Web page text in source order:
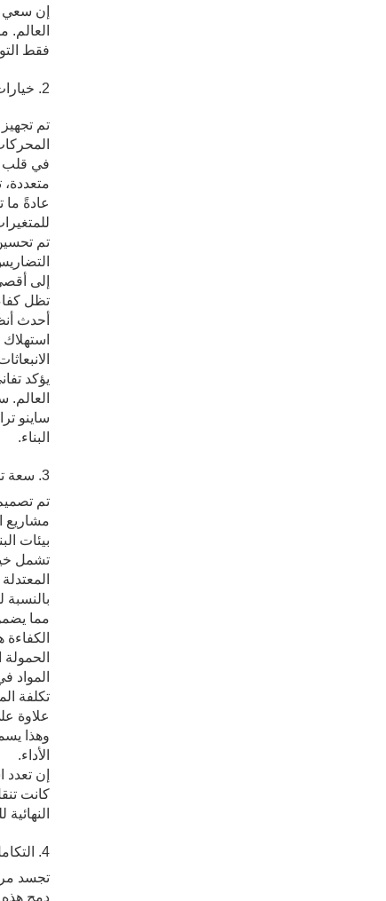
فقط
2. خيارات المحرك عالية الأداء
تم
في قلب
متعددة،
تم
إلى
تظل
أحدث
ساينو
البناء.
3. سعة تحميل وكفاءة فائقة
تم
مشاريع
بيئات
مما
المواد
تكلفة
علاوة
وهذا
الأداء.
إن
كانت
4. التكامل التكنولوجي المتقدم
تجسد
دمج هذه